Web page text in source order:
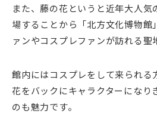
また、藤の花というと近年大人
場することから「北方文化博物館
ァンやコスプレファンが訪れる聖
館内にはコスプレをして来られる
花をバックにキャラクターになり
のも魅力です。